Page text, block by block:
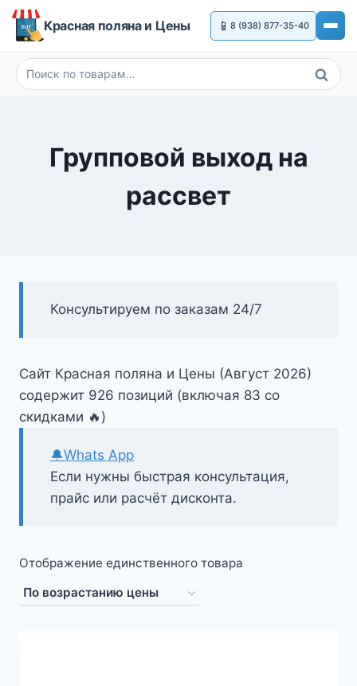
Перейти
Красная поляна и Цены 📱 8 (938) 877-35-40
Искать:
Поиск
Групповой выход на
рассвет
Консультируем по заказам 24/7
Сайт Красная поляна и Цены (Август 2026)
содержит 926 позиций (включая 83 со
скидками 🔥)
Если нужны быстрая консультация,
прайс или расчёт дисконта.
🔔Whats App
Отображение единственного товара